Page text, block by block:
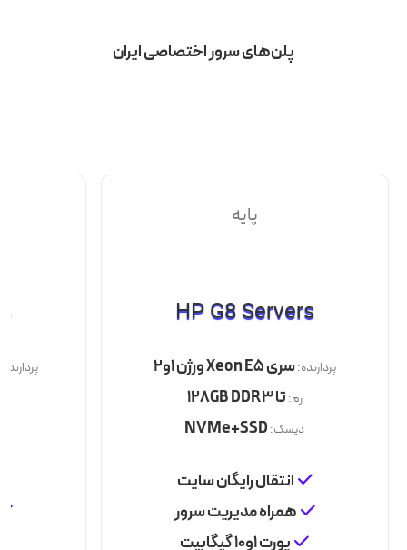
پلن‌های سرور اختصاصی ایران
پایه
HP G8 Servers
پردازنده:سری Xeon E5 ورژن 1و2
رم: تا 128GB DDR3
دیسک: NVMe+SSD
انتقال رایگان سایت
همراه مدیریت سرور
پورت 1و10 گیگابیت